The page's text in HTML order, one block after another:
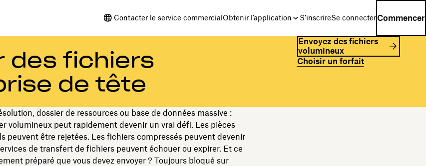
Contacter le service commercialObtenir l’application S’inscrireSe connecterCommencer
des fichiers
de tête
Envoyez des fichiers
volumineux
Choisir un forfait
dossier de ressources ou base de données massive :
volumineux peut rapidement devenir un vrai défi. Les pièces
peuvent être rejetées. Les fichiers compressés peuvent devenir
de transfert de fichiers peuvent échouer ou expirer. Et ce
préparé que vous devez envoyer ? Toujours bloqué sur